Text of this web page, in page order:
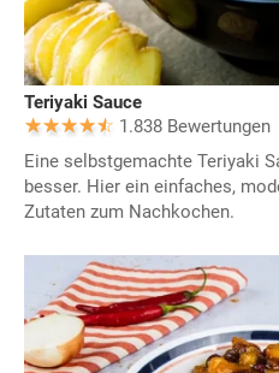
Teriyaki Sauce
1.838 Bewertungen
Eine selbstgemachte Teriyaki
besser. Hier ein einfaches,
Zutaten zum Nachkochen.